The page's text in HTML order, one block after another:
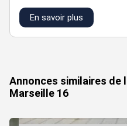
A 7 minutes
AIX TGV et de l'aéroport
Bureaux cloisonnés
Murs peinture
En savoir plus
Annonces similaires de
Marseille 16